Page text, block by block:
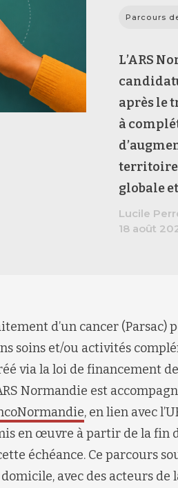
Parcours
L’ARS
après le
à
globale
Lucile
18 août
d’un cancer (Parsac)
soins et/ou activités
via la loi de financement
Normandie est
, en lien avec
en œuvre à partir de la
échéance. Ce parcours
avec des acteurs de